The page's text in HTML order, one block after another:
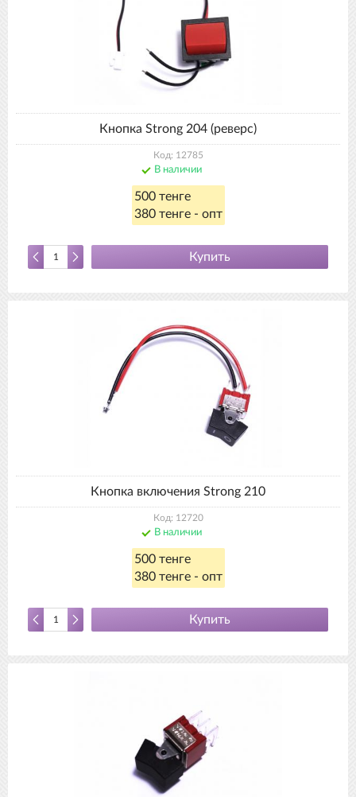
Кнопка Strong 204 (реверс)
Код: 12785
В наличии
500 тенге
380 тенге - опт
Купить
Кнопка включения Strong 210
Код: 12720
В наличии
500 тенге
380 тенге - опт
Купить